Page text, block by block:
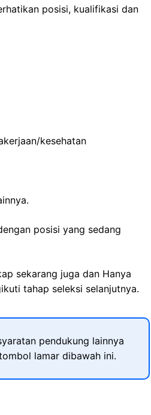
posisi, kualifikasi dan
kesehatan
posisi yang sedang
sekarang juga dan Hanya
tahap seleksi selanjutnya.
pendukung lainnya
lamar dibawah ini.